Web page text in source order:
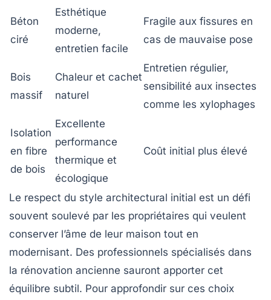
Béton
ciré
Esthétique
moderne,
entretien facile
Fragile aux fissures en
cas de mauvaise pose
Bois
massif
Chaleur et cachet
naturel
Entretien régulier,
sensibilité aux insectes
comme les xylophages
Isolation
en fibre
de bois
Excellente
performance
thermique et
écologique
Coût initial plus élevé
Le respect du style architectural initial est un défi
souvent soulevé par les propriétaires qui veulent
conserver l’âme de leur maison tout en
modernisant. Des professionnels spécialisés dans
la rénovation ancienne sauront apporter cet
équilibre subtil. Pour approfondir sur ces choix